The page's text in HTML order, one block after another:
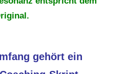
gehört ein